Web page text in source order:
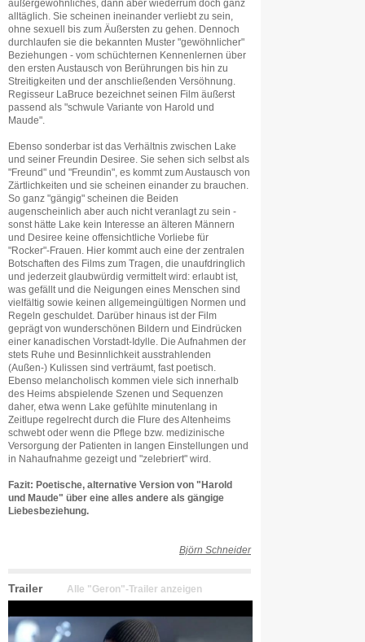
außergewöhnliches, dann aber wiederrum doch ganz
alltäglich. Sie scheinen ineinander verliebt zu sein,
ohne sexuell bis zum Äußersten zu gehen. Dennoch
durchlaufen sie die bekannten Muster "gewöhnlicher"
Beziehungen - vom schüchternen Kennenlernen über
den ersten Austausch von Berührungen bis hin zu
Streitigkeiten und der anschließenden Versöhnung.
Regisseur LaBruce bezeichnet seinen Film äußerst
passend als "schwule Variante von Harold und
Maude".
Ebenso sonderbar ist das Verhältnis zwischen Lake
und seiner Freundin Desiree. Sie sehen sich selbst als
"Freund" und "Freundin", es kommt zum Austausch von
Zärtlichkeiten und sie scheinen einander zu brauchen.
So ganz "gängig" scheinen die Beiden
augenscheinlich aber auch nicht veranlagt zu sein -
sonst hätte Lake kein Interesse an älteren Männern
und Desiree keine offensichtliche Vorliebe für
"Rocker"-Frauen. Hier kommt auch eine der zentralen
Botschaften des Films zum Tragen, die unaufdringlich
und jederzeit glaubwürdig vermittelt wird: erlaubt ist,
was gefällt und die Neigungen eines Menschen sind
vielfältig sowie keinen allgemeingültigen Normen und
Regeln geschuldet. Darüber hinaus ist der Film
geprägt von wunderschönen Bildern und Eindrücken
einer kanadischen Vorstadt-Idylle. Die Aufnahmen der
stets Ruhe und Besinnlichkeit ausstrahlenden
(Außen-) Kulissen sind verträumt, fast poetisch.
Ebenso melancholisch kommen viele sich innerhalb
des Heims abspielende Szenen und Sequenzen
daher, etwa wenn Lake gefühlte minutenlang in
Zeitlupe regelrecht durch die Flure des Altenheims
schwebt oder wenn die Pflege bzw. medizinische
Versorgung der Patienten in langen Einstellungen und
in Nahaufnahme gezeigt und "zelebriert" wird.
Fazit: Poetische, alternative Version von "Harold
und Maude" über eine alles andere als gängige
Liebesbeziehung.
Björn Schneider
Trailer Alle "Geron"-Trailer anzeigen